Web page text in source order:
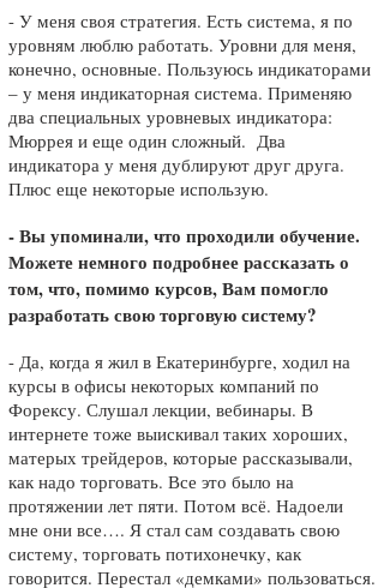
- У меня своя стратегия. Есть система, я по
уровням люблю работать. Уровни для меня,
конечно, основные. Пользуюсь индикаторами
– у меня индикаторная система. Применяю
два специальных уровневых индикатора:
Мюррея и еще один сложный. Два
индикатора у меня дублируют друг друга.
Плюс еще некоторые использую.
- Вы упоминали, что проходили обучение.
Можете немного подробнее рассказать о
том, что, помимо курсов, Вам помогло
разработать свою торговую систему?
- Да, когда я жил в Екатеринбурге, ходил на
курсы в офисы некоторых компаний по
Форексу. Слушал лекции, вебинары. В
интернете тоже выискивал таких хороших,
матерых трейдеров, которые рассказывали,
как надо торговать. Все это было на
протяжении лет пяти. Потом всё. Надоели
мне они все…. Я стал сам создавать свою
систему, торговать потихонечку, как
говорится. Перестал «демками» пользоваться.